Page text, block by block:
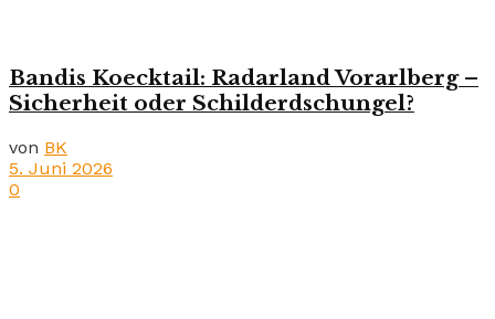
Bandis Koecktail: Radarland Vorarlberg –
Sicherheit oder Schilderdschungel?
von BK
5. Juni 2026
0